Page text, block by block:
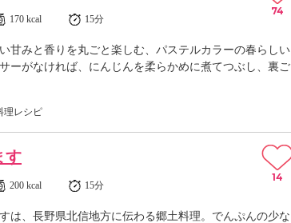
170 kcal 15分
甘みと香りを丸ごと楽しむ、パステルカラーの春らしい
ーがなければ、にんじんを柔らかめに煮てつぶし、裏ご
理レシピ
74
す
200 kcal 15分
は、長野県北信地方に伝わる郷土料理。でんぷんの少な
14